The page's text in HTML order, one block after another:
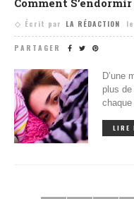
Écrit par LA RÉDACTION le
PARTAGER
D’une
plus
LIRE